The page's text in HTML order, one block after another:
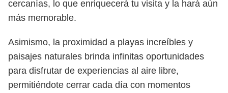
cercanías, lo que enriquecerá tu visita y la hará aún
más memorable.
Asimismo, la proximidad a playas increíbles y
paisajes naturales brinda infinitas oportunidades
para disfrutar de experiencias al aire libre,
permitiéndote cerrar cada día con momentos